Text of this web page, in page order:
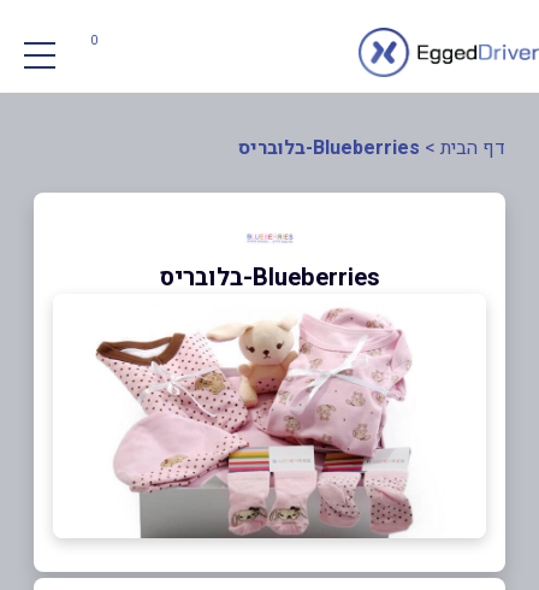
0
דף הבית > Blueberries-בלובריס
Blueberries-בלובריס